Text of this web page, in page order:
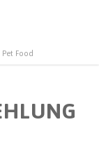
Food